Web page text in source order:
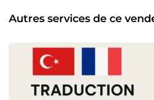
Autres services de ce